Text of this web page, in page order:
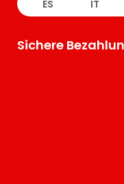
ES IT
Sichere